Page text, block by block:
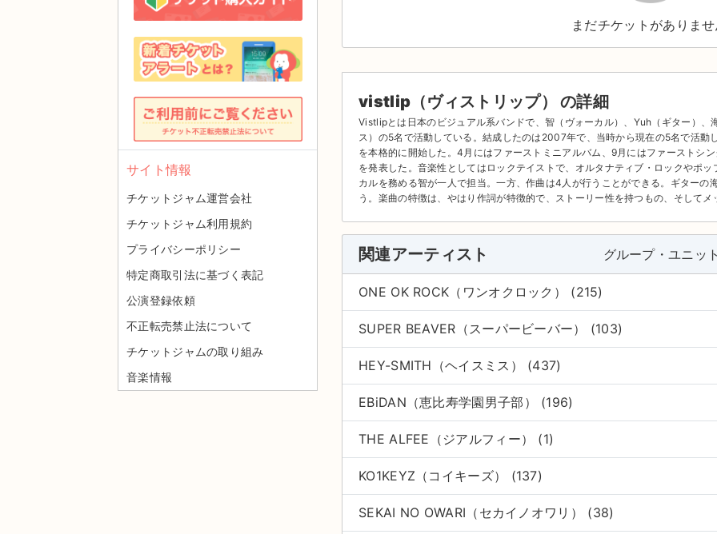
まだチケットがありませ
vistlip（ヴィストリップ） の詳細
Vistlipとは日本のビジュアル系バンドで、智（ヴォーカル）、Yuh（ギター）、
ス）の5名で活動している。結成したのは2007年で、当時から現在の5名で活
を本格的に開始した。4月にはファーストミニアルバム、9月にはファーストシ
を発表した。音楽性としてはロックテイストで、オルタナティブ・ロックやポ
カルを務める智が一人で担当。一方、作曲は4人が行うことができる。ギターの
う。楽曲の特徴は、やはり作詞が特徴的で、ストーリー性を持つもの、そしてメ
関連アーティスト グループ・ユニッ
ONE OK ROCK（ワンオクロック） (215)
SUPER BEAVER（スーパービーバー） (103)
HEY-SMITH（ヘイスミス） (437)
EBiDAN（恵比寿学園男子部） (196)
THE ALFEE（ジアルフィー） (1)
KO1KEYZ（コイキーズ） (137)
SEKAI NO OWARI（セカイノオワリ） (38)
サイト情報
チケットジャム運営会社
チケットジャム利用規約
プライバシーポリシー
特定商取引法に基づく表記
公演登録依頼
不正転売禁止法について
チケットジャムの取り組み
音楽情報